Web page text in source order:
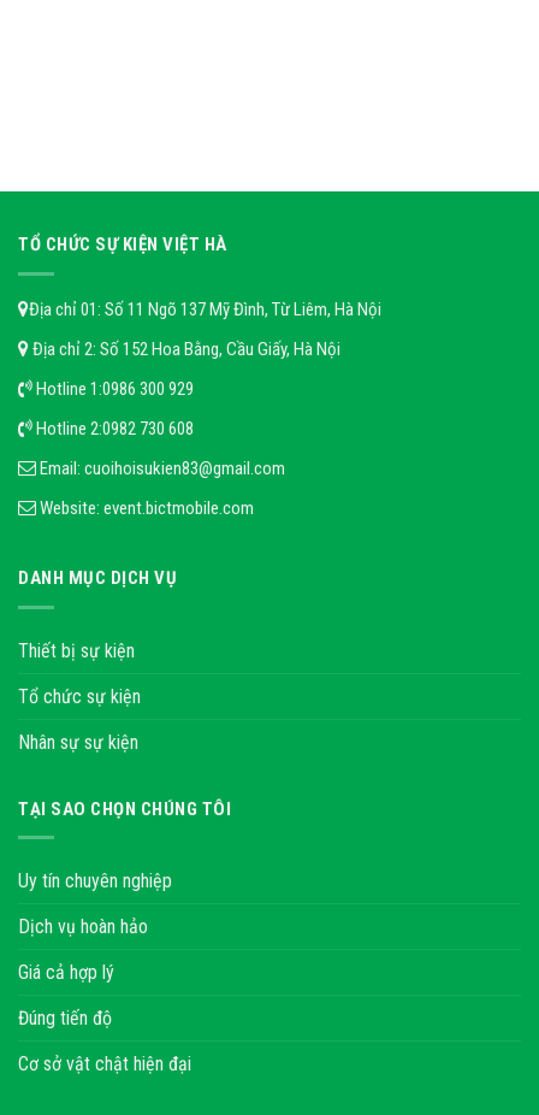
TỔ CHỨC SỰ KIỆN VIỆT HÀ
Địa chỉ 01: Số 11 Ngõ 137 Mỹ Đình, Từ Liêm, Hà Nội
Địa chỉ 2: Số 152 Hoa Bằng, Cầu Giấy, Hà Nội
Hotline 1:0986 300 929
Hotline 2:0982 730 608
Email: cuoihoisukien83@gmail.com
Website: event.bictmobile.com
DANH MỤC DỊCH VỤ
Thiết bị sự kiện
Tổ chức sự kiện
Nhân sự sự kiện
TẠI SAO CHỌN CHÚNG TÔI
Uy tín chuyên nghiệp
Dịch vụ hoàn hảo
Giá cả hợp lý
Đúng tiến độ
Cơ sở vật chật hiện đại